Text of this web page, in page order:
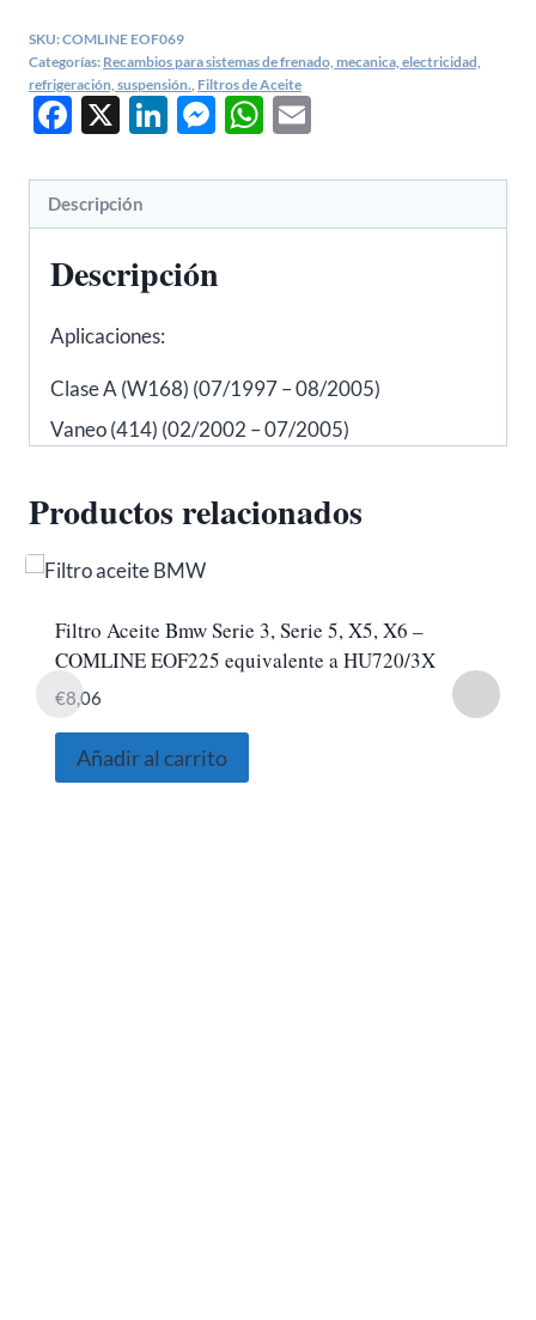
A-
Class
EOF069
equivalente
HU610X
SKU:COMLINE EOF069
Categorías: Recambios para sistemas de frenado, mecanica, electricidad,
refrigeración, suspensión. Filtros de Aceite
Facebook
X LinkedIn
Messenger
WhatsApp
Descripción
Descripción
Aplicaciones:
Clase A (W168) (07/1997 – 08/2005)
Vaneo (414) (02/2002 – 07/2005)
Productos relacionados
Filtro Aceite Bmw Serie 3, Serie 5, X5, X6 –
COMLINE EOF225 equivalente a HU720/3X
€8,06
Añadir al carrito